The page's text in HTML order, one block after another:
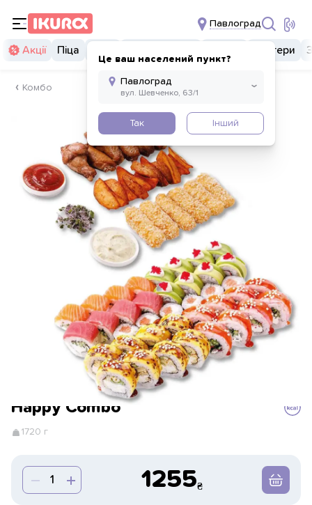
Павлоград
Це ваш населений пункт?
Так Інший
Акції Піца Бургери
Комбо
Happy Combo
1720 г
1255